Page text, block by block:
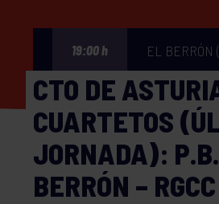
19:00 h EL BERRÓN
CTO DE
CUARTETOS
JORNADA):
BERRÓN – RGCC